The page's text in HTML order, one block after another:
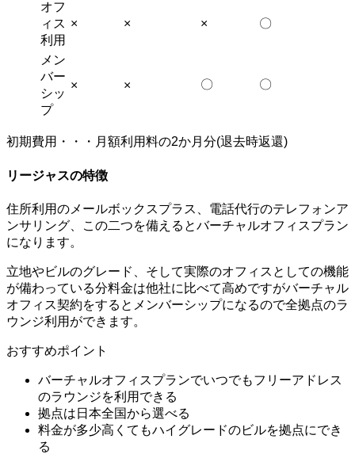
オフ
ィス
利用
× × × 〇
メン
バー
シッ
プ
× × 〇 〇
初期費用・・・月額利用料の2か月分(退去時返還)
リージャスの特徴
住所利用のメールボックスプラス、電話代行のテレフォンア
ンサリング、この二つを備えるとバーチャルオフィスプラン
になります。
立地やビルのグレード、そして実際のオフィスとしての機能
が備わっている分料金は他社に比べて高めですがバーチャル
オフィス契約をするとメンバーシップになるので全拠点のラ
ウンジ利用ができます。
おすすめポイント
バーチャルオフィスプランでいつでもフリーアドレス
のラウンジを利用できる
拠点は日本全国から選べる
料金が多少高くてもハイグレードのビルを拠点にでき
る